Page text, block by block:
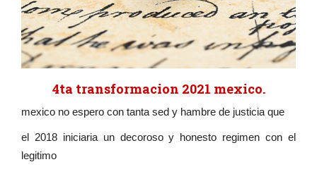
4ta transformacion 2021 mexico.
mexico no espero con tanta sed y hambre de justicia que
el 2018 iniciaria un decoroso y honesto regimen con el
legitimo